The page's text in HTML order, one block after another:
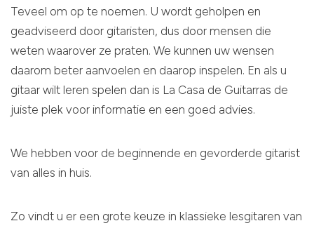
Teveel om op te noemen. U wordt geholpen en
geadviseerd door gitaristen, dus door mensen die
weten waarover ze praten. We kunnen uw wensen
daarom beter aanvoelen en daarop inspelen. En als u
gitaar wilt leren spelen dan is La Casa de Guitarras de
juiste plek voor informatie en een goed advies.
We hebben voor de beginnende en gevorderde gitarist
van alles in huis.
Zo vindt u er een grote keuze in klassieke lesgitaren van